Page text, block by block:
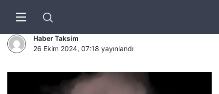
İsrail’den İran’a saldırı
Haber Taksim
26 Ekim 2024, 07:18 yayınlandı